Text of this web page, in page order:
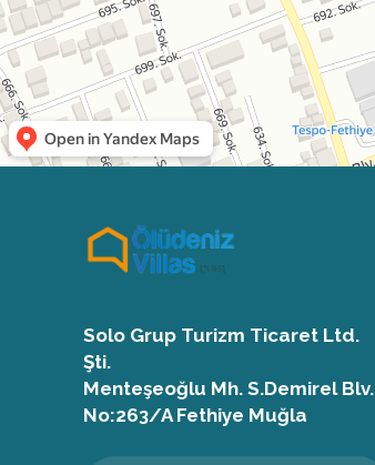
Solo Grup Turizm Ticaret Ltd.
Şti.
Menteşeoğlu Mh. S.Demirel Blv.
No:263/A Fethiye Muğla